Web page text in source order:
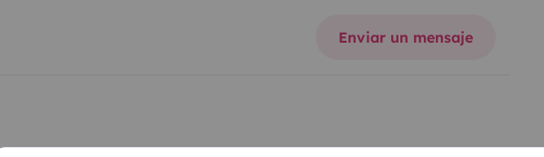
cama de 1.30x 180 viscoelastico, con ropa de
wc portátil quimico, manguera para llenado
Enviar un mensaje